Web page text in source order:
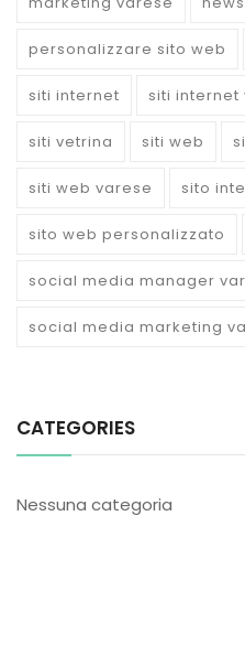
personalizzare sito web
siti internet siti internet
siti vetrina siti web
siti web varese sito
sito web personalizzato
social media manager
social media marketing
CATEGORIES
Nessuna categoria